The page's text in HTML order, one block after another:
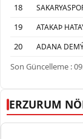
18
19
ATAKAÞ
20
ADANA
Son Güncelleme :
ERZURUM